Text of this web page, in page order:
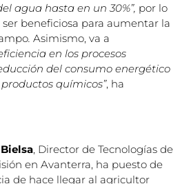
agua hasta en un 30%”, por lo
ser beneficiosa para aumentar la
Asimismo, va a
en los procesos
del consumo energético
químicos”, ha
, Director de Tecnologías de
en Avanterra, ha puesto de
de hace llegar al agricultor